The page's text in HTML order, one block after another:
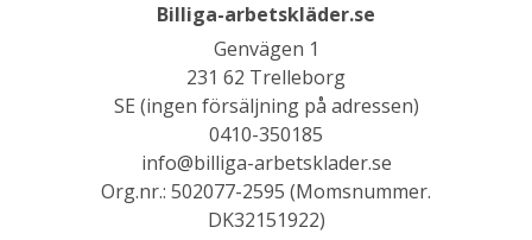
Billiga-arbetskläder.se
Genvägen 1
231 62 Trelleborg
SE (ingen försäljning på adressen)
0410-350185
info@billiga-arbetsklader.se
Org.nr.: 502077-2595 (Momsnummer.
DK32151922)